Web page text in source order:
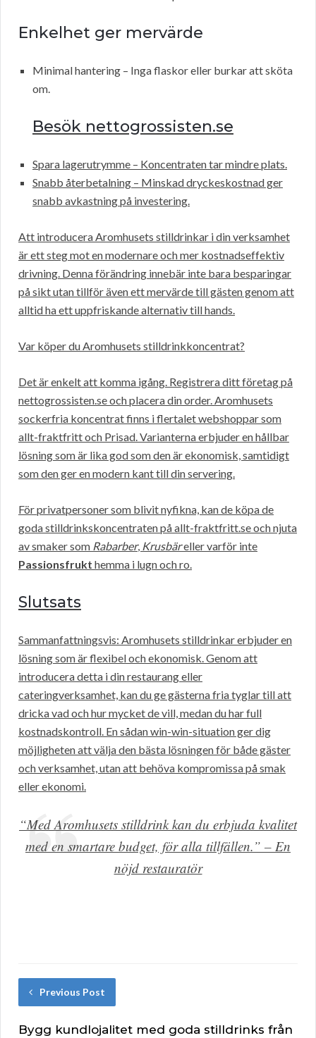
Enkelhet ger mervärde
Minimal hantering – Inga flaskor eller burkar att sköta
om.
Besök nettogrossisten.se
Spara lagerutrymme – Koncentraten tar mindre plats.
Snabb återbetalning – Minskad dryckeskostnad ger
snabb avkastning på investering.
Att introducera Aromhusets stilldrinkar i din verksamhet
är ett steg mot en modernare och mer kostnadseffektiv
drivning. Denna förändring innebär inte bara besparingar
på sikt utan tillför även ett mervärde till gästen genom att
alltid ha ett uppfriskande alternativ till hands.
Var köper du Aromhusets stilldrinkkoncentrat?
Det är enkelt att komma igång. Registrera ditt företag på
nettogrossisten.se och placera din order. Aromhusets
sockerfria koncentrat finns i flertalet webshoppar som
allt-fraktfritt och Prisad. Varianterna erbjuder en hållbar
lösning som är lika god som den är ekonomisk, samtidigt
som den ger en modern kant till din servering.
För privatpersoner som blivit nyfikna, kan de köpa de
goda stilldrinkskoncentraten på allt-fraktfritt.se och njuta
av smaker som Rabarber, Krusbäreller varför inte
Passionsfrukt hemma i lugn och ro.
Slutsats
Sammanfattningsvis: Aromhusets stilldrinkar erbjuder en
lösning som är flexibel och ekonomisk. Genom att
introducera detta i din restaurang eller
cateringverksamhet, kan du ge gästerna fria tyglar till att
dricka vad och hur mycket de vill, medan du har full
kostnadskontroll. En sådan win-win-situation ger dig
möjligheten att välja den bästa lösningen för både gäster
och verksamhet, utan att behöva kompromissa på smak
eller ekonomi.
“Med Aromhusets stilldrink kan du erbjuda kvalitet
med en smartare budget, för alla tillfällen.” – En
nöjd restauratör
Previous Post
Bygg kundlojalitet med goda stilldrinks från